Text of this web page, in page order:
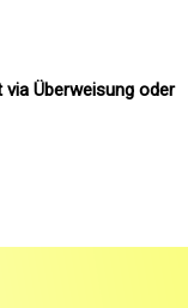
Überweisung oder